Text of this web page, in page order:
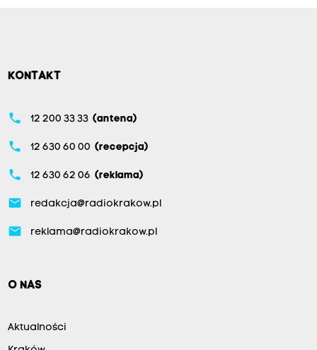
KONTAKT
phone 12 200 33 33 (antena)
phone 12 630 60 00 (recepcja)
phone 12 630 62 06 (reklama)
email redakcja@radiokrakow.pl
email reklama@radiokrakow.pl
O NAS
Aktualności